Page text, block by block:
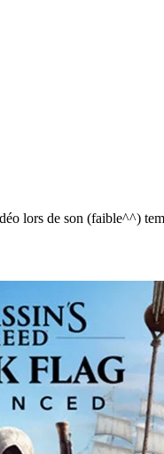
lors de son (faible^^)